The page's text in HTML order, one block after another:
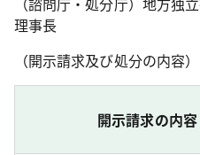
理事長
（開示請求及び処分の内容）
開示請求の内容